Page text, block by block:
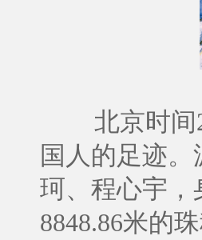
北京时间
国人的足迹
珂、程心宇，
8848.86米的